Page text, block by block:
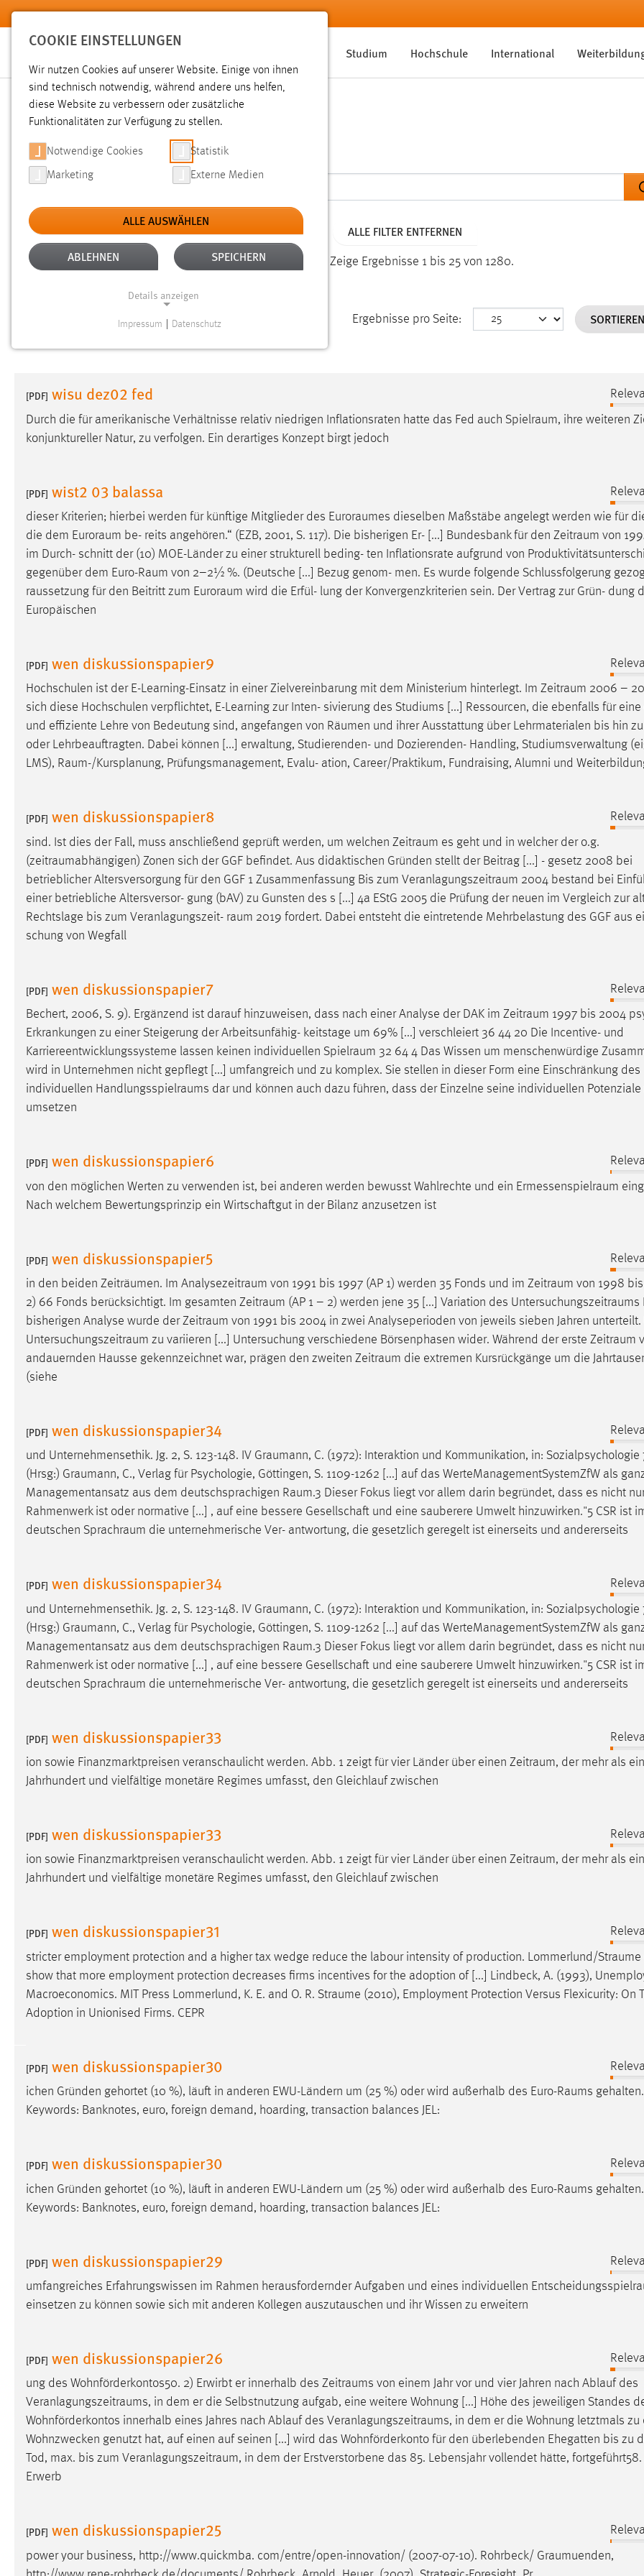
Zum Hauptinhalt springen
Studium Hochschule International
SUCHE
Aktive Filter: TYP: DATEIEN ALTER: ÜBER EIN JAHR ALLE FILTER ENTFERNEN
Gesucht nach "raum". Es wurden 1280 Ergebnisse gefunden. Zeige Ergebnisse 1 bis 25 von 1280.
Ergebnisse pro Seite:
[PDF] wisu dez02 fed
Durch die für amerikanische Verhältnisse relativ niedrigen Inflationsraten hatte das Fed auch Spielraum, ihre weiteren
konjunktureller Natur, zu verfolgen. Ein derartiges Konzept birgt jedoch
[PDF] wist2 03 balassa
dieser Kriterien; hierbei werden für künftige Mitglieder des Euroraumes dieselben Maßstäbe angelegt werden wie für
die dem Euroraum be- reits angehören.“ (EZB, 2001, S. 117). Die bisherigen Er- [...] Bundesbank für den Zeitraum von
im Durch- schnitt der (10) MOE-Länder zu einer strukturell beding- ten Inflationsrate aufgrund von
gegenüber dem Euro-Raum von 2–2½ %. (Deutsche [...] Bezug genom- men. Es wurde folgende Schlussfolgerung
raussetzung für den Beitritt zum Euroraum wird die Erfül- lung der Konvergenzkriterien sein. Der Vertrag zur Grün- dung
Europäischen
[PDF] wen diskussionspapier9
Hochschulen ist der E-Learning-Einsatz in einer Zielvereinbarung mit dem Ministerium hinterlegt. Im Zeitraum 2006 –
sich diese Hochschulen verpflichtet, E-Learning zur Inten- sivierung des Studiums [...] Ressourcen, die ebenfalls für eine
und effiziente Lehre von Bedeutung sind, angefangen von Räumen und ihrer Ausstattung über Lehrmaterialen bis hin zu
oder Lehrbeauftragten. Dabei können [...] erwaltung, Studierenden- und Dozierenden- Handling, Studiumsverwaltung
LMS), Raum-/Kursplanung, Prüfungsmanagement, Evalu- ation, Career/Praktikum, Fundraising, Alumni und
[PDF] wen diskussionspapier8
sind. Ist dies der Fall, muss anschließend geprüft werden, um welchen Zeitraum es geht und in welcher der o.g.
(zeitraumabhängigen) Zonen sich der GGF befindet. Aus didaktischen Gründen stellt der Beitrag [...] - gesetz 2008 bei
betrieblicher Altersversorgung für den GGF 1 Zusammenfassung Bis zum Veranlagungszeitraum 2004 bestand bei
einer betriebliche Altersversor- gung (bAV) zu Gunsten des s [...] 4a EStG 2005 die Prüfung der neuen im Vergleich zur
Rechtslage bis zum Veranlagungszeit- raum 2019 fordert. Dabei entsteht die eintretende Mehrbelastung des GGF aus
schung von Wegfall
[PDF] wen diskussionspapier7
Bechert, 2006, S. 9). Ergänzend ist darauf hinzuweisen, dass nach einer Analyse der DAK im Zeitraum 1997 bis 2004
Erkrankungen zu einer Steigerung der Arbeitsunfähig- keitstage um 69% [...] verschleiert 36 44 20 Die Incentive- und
Karriereentwicklungssysteme lassen keinen individuellen Spielraum 32 64 4 Das Wissen um menschenwürdige
wird in Unternehmen nicht gepflegt [...] umfangreich und zu komplex. Sie stellen in dieser Form eine Einschränkung des
individuellen Handlungsspielraums dar und können auch dazu führen, dass der Einzelne seine individuellen Potenziale
umsetzen
[PDF] wen diskussionspapier6
von den möglichen Werten zu verwenden ist, bei anderen werden bewusst Wahlrechte und ein Ermessenspielraum
Nach welchem Bewertungsprinzip ein Wirtschaftgut in der Bilanz anzusetzen ist
[PDF] wen diskussionspapier5
in den beiden Zeiträumen. Im Analysezeitraum von 1991 bis 1997 (AP 1) werden 35 Fonds und im Zeitraum von 1998
2) 66 Fonds berücksichtigt. Im gesamten Zeitraum (AP 1 – 2) werden jene 35 [...] Variation des Untersuchungszeitraums
bisherigen Analyse wurde derZeitraum von 1991 bis 2004 in zwei Analyseperioden von jeweils sieben Jahren unterteilt.
Untersuchungszeitraum zu variieren [...] Untersuchung verschiedene Börsenphasen wider. Während der erste Zeitraum
andauernden Hausse gekennzeichnet war, prägen den zweiten Zeitraum die extremen Kursrückgänge um die
(siehe
[PDF] wen diskussionspapier34
und Unternehmensethik. Jg. 2, S. 123-148. IV Graumann, C. (1972): Interaktion und Kommunikation, in: Sozialpsychologie
(Hrsg:) Graumann, C., Verlag für Psychologie, Göttingen, S. 1109-1262 [...] auf das WerteManagementSystemZfW als
Managementansatz aus dem deutschsprachigen Raum.3 Dieser Fokus liegt vor allem darin begründet, dass es nicht
Rahmenwerk ist oder normative [...] , auf eine bessere Gesellschaft und eine sauberere Umwelt hinzuwirken."5 CSR ist
deutschen Sprachraum die unternehmerische Ver- antwortung, die gesetzlich geregelt ist einerseits und andererseits
[PDF] wen diskussionspapier34
und Unternehmensethik. Jg. 2, S. 123-148. IV Graumann, C. (1972): Interaktion und Kommunikation, in: Sozialpsychologie
(Hrsg:) Graumann, C., Verlag für Psychologie, Göttingen, S. 1109-1262 [...] auf das WerteManagementSystemZfW als
Managementansatz aus dem deutschsprachigen Raum.3 Dieser Fokus liegt vor allem darin begründet, dass es nicht
Rahmenwerk ist oder normative [...] , auf eine bessere Gesellschaft und eine sauberere Umwelt hinzuwirken."5 CSR ist
deutschen Sprachraum die unternehmerische Ver- antwortung, die gesetzlich geregelt ist einerseits und andererseits
[PDF] wen diskussionspapier33
ion sowie Finanzmarktpreisen veranschaulicht werden. Abb. 1 zeigt für vier Länder über einen Zeitraum, der mehr als ein
Jahrhundert und vielfältige monetäre Regimes umfasst, den Gleichlauf zwischen
[PDF] wen diskussionspapier33
ion sowie Finanzmarktpreisen veranschaulicht werden. Abb. 1 zeigt für vier Länder über einen Zeitraum, der mehr als ein
Jahrhundert und vielfältige monetäre Regimes umfasst, den Gleichlauf zwischen
[PDF] wen diskussionspapier31
stricter employment protection and a higher tax wedge reduce the labour intensity of production. Lommerlund/Straume
show that more employment protection decreases firms incentives for the adoption of [...] Lindbeck, A. (1993),
Macroeconomics. MIT Press Lommerlund, K. E. and O. R. Straume (2010), Employment Protection Versus Flexicurity: On
Adoption in Unionised Firms. CEPR
[PDF] wen diskussionspapier30
ichen Gründen gehortet (10 %), läuft in anderen EWU-Ländern um (25 %) oder wird außerhalb des Euro-Raums gehalten.
Keywords: Banknotes, euro, foreign demand, hoarding, transaction balances JEL:
[PDF] wen diskussionspapier30
ichen Gründen gehortet (10 %), läuft in anderen EWU-Ländern um (25 %) oder wird außerhalb des Euro-Raums gehalten.
Keywords: Banknotes, euro, foreign demand, hoarding, transaction balances JEL:
[PDF] wen diskussionspapier29
umfangreiches Erfahrungswissen im Rahmen herausfordernder Aufgaben und eines individuellen
einsetzen zu können sowie sich mit anderen Kollegen auszutauschen und ihr Wissen zu erweitern
[PDF] wen diskussionspapier26
ung des Wohnförderkontos50. 2) Erwirbt er innerhalb des Zeitraums von einem Jahr vor und vier Jahren nach Ablauf des
Veranlagungszeitraums, in dem er die Selbstnutzung aufgab, eine weitere Wohnung [...] Höhe des jeweiligen Standes
Wohnförderkontos innerhalb eines Jahres nach Ablauf des Veranlagungszeitraums, in dem er die Wohnung letztmals zu
Wohnzwecken genutzt hat, auf einen auf seinen [...] wird das Wohnförderkonto für den überlebenden Ehegatten bis zu
Tod, max. bis zum Veranlagungszeitraum, in dem der Erstverstorbene das 85. Lebensjahr vollendet hätte, fortgeführt58.
Erwerb
[PDF] wen diskussionspapier25
power your business, http://www.quickmba. com/entre/open-innovation/ (2007-07-10). Rohrbeck/ Graumuenden,
COOKIE EINSTELLUNGEN
Wir nutzen Cookies auf unserer Website. Einige von ihnen
sind technisch notwendig, während andere uns helfen,
diese Website zu verbessern oder zusätzliche
Funktionalitäten zur Verfügung zu stellen.
Notwendige Cookies Statistik
Marketing Externe Medien
ALLE AUSWÄHLEN
ABLEHNEN SPEICHERN
Details anzeigen
Website erforderlich.
Einverständnis
Zweck:
Dieser Cookie speichert die
ausgewählten Einverständnis-Optionen
des Benutzers
Cookie Laufzeit: 1 Jahr
Performance
Name:
eingeloggt ist.
Sprachpräferenz
Name: site-language-preference
Zweck:
Das Cookie speichert die gewählte
Cookie Laufzeit: 30 Tage
Chat
Name:
MibewSessionID, MIBEW_UserID,
mibew_locale, mibew-chat-frame-style-
5e9dbeb1811c0446
Zweck:
Wird benötigt um die Chatfunktion
Cookie Laufzeit:
MibewSessionID, mibew-chat-frame-
style-5e9dbeb1811c0446 =
Sitzungslaufzeit, mibew_locale = 3
Jahre, MIBEW_UserID = 1 Jahr
Login
Cookie Laufzeit: 24 Stunden
Diese Informationen helfen uns zu verstehen, wie
unsere Besucher unsere Website nutzen.
Matomo
Name: _pk_ref, _pk_cvar, _pk_id, _pk_ses
Zweck:
MARKETING
Marketing Cookies werden von Drittanbietern
verwendet, um personalisierte Werbung anzuzeigen.
Sie tun dies, indem sie Besucher über Websites
hinweg verfolgen.
Anbieter: Google Ireland Limited
Zweck: Conversion-Tracking
Cookie Laufzeit: 3 Monate
Anbieter: Facebook
Cookie Laufzeit: 3 Monate
Plattformen anzeigen zu können, werden von diesen
YouTube
Impressum Datenschutz